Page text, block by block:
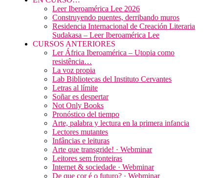
Leer Iberoamérica Lee 2026
Construyendo puentes, derribando muros
Residencia Internacional de Creación Literaria
Sudakasa – Leer Iberoamérica Lee
CURSOS ANTERIORES
Ler África Iberoamérica – Utopia como
resistência…
La voz propia
Lab Bibliotecas del Instituto Cervantes
Letras al límite
Soñar es despertar
Not Only Books
Pronóstico del tiempo
Arte, palabra y lectura en la primera infancia
Lectores mutantes
Infâncias e leituras
Arte que transgride! · Webminar
Leitores sem fronteiras
Internet & sociedade · Webminar
De que cor é o futuro? · Webminar